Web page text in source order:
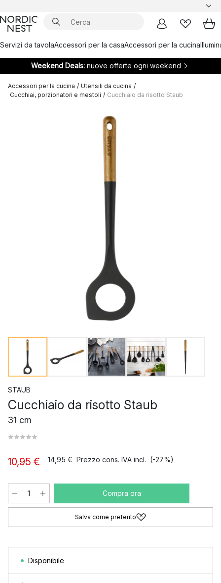
Servizi da tavolaAccessori per la casaAccessori per la cucina
Weekend Deals: nuove offerte ogni weekend
Accessori per la cucina / Utensili da cucina /
Cucchiai, porzionatori e mestoli / Cucchiaio da risotto Staub
STAUB
Cucchiaio da risotto Staub
31 cm
10,95 € 14,95 € Prezzo cons. IVA incl. (-27%)
Compra ora
Salva come preferito
Disponibile